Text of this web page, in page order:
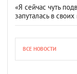
«Я сейчас чуть
запуталась в
ВСЕ НОВОСТИ